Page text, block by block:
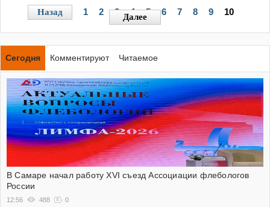
Назад 1 2 3 4 5 6 7 8 9 10
Далее
Сегодня Комментируют Читаемое
В Самаре начал работу XVI съезд Ассоциации флебологов
России
12:56 488 0